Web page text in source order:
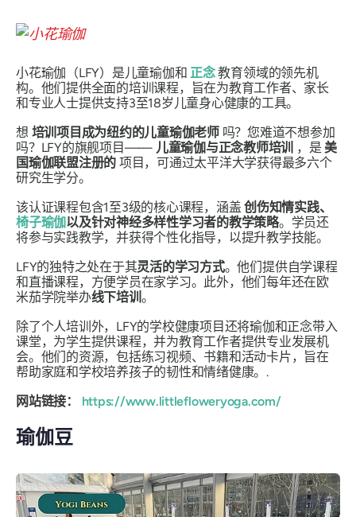
小花瑜伽（LFY）是儿童瑜伽和正念教育领域的领先机
构。他们提供全面的培训课程，旨在为教育工作者、家长
和专业人士提供支持3至18岁儿童身心健康的工具。
想 培训项目成为纽约的儿童瑜伽老师吗？您难道不想参加
吗？LFY的旗舰项目—— 儿童瑜伽与正念教师培训 ，是 美
国瑜伽联盟注册的 项目，可通过太平洋大学获得最多六个
研究生学分。
该认证课程包含1至3级的核心课程，涵盖创伤知情实践、
椅子瑜伽以及针对神经多样性学习者的教学策略。学员还
将参与实践教学，并获得个性化指导，以提升教学技能。
LFY的独特之处在于其灵活的学习方式。他们提供自学课程
和直播课程，方便学员在家学习。此外，他们每年还在欧
米茄学院举办线下培训 。
除了个人培训外，LFY的学校健康项目还将瑜伽和正念带入
课堂，为学生提供课程，并为教育工作者提供专业发展机
会。他们的资源，包括练习视频、书籍和活动卡片，旨在
帮助家庭和学校培养孩子的韧性和情绪健康。.
网站链接： https://www.littlefloweryoga.com/
瑜伽豆